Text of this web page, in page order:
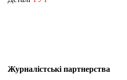
Журналістські партнерства